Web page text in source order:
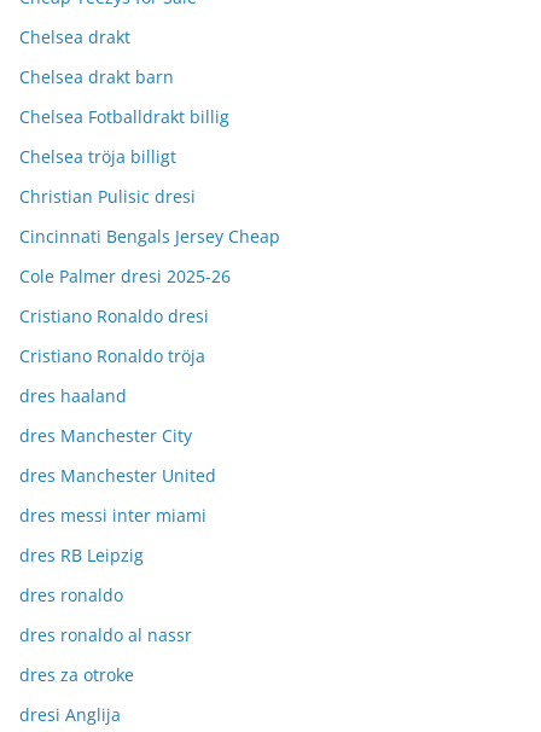
Chelsea drakt
Chelsea drakt barn
Chelsea Fotballdrakt billig
Chelsea tröja billigt
Christian Pulisic dresi
Cincinnati Bengals Jersey Cheap
Cole Palmer dresi 2025-26
Cristiano Ronaldo dresi
Cristiano Ronaldo tröja
dres haaland
dres Manchester City
dres Manchester United
dres messi inter miami
dres RB Leipzig
dres ronaldo
dres ronaldo al nassr
dres za otroke
dresi Anglija